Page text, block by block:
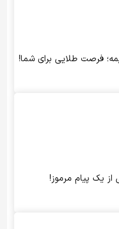
فرصت طلایی برای شما!
از یک پیام مرموز!